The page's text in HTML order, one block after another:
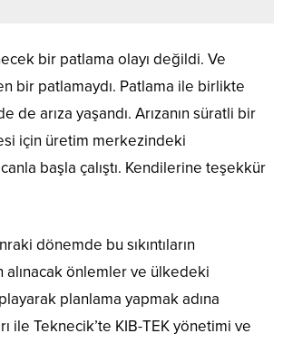
bir patlama olayı değildi. Ve
bir patlamaydı. Patlama ile birlikte
de arıza yaşandı. Arızanın süratli bir
için üretim merkezindeki
başla çalıştı. Kendilerine teşekkür
dönemde bu sıkıntıların
alınacak önlemler ve ülkedeki
planlama yapmak adına
ile Teknecik’te KIB-TEK yönetimi ve